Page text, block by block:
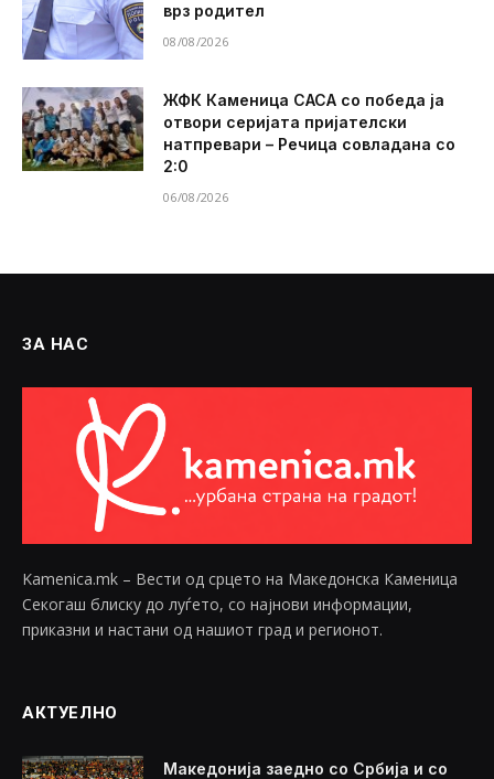
врз родител
08/08/2026
ЖФК Каменица САСА со победа ја
отвори серијата пријателски
натпревари – Речица совладана со
2:0
06/08/2026
ЗА НАС
Kamenica.mk – Вести од срцето на Македонска Каменица
Секогаш блиску до луѓето, со најнови информации,
приказни и настани од нашиот град и регионот.
АКТУЕЛНО
Македонија заедно со Србија и со